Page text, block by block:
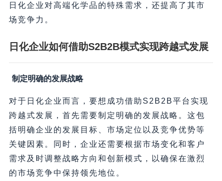
日化企业对高端化学品的特殊需求，还提高了其市
场竞争力。
日化企业如何借助S2B2B模式实现跨越式发展
制定明确的发展战略
对于日化企业而言，要想成功借助S2B2B平台实现
跨越式发展，首先需要制定明确的发展战略。这包
括明确企业的发展目标、市场定位以及竞争优势等
关键因素。同时，企业还需要根据市场变化和客户
需求及时调整战略方向和创新模式，以确保在激烈
的市场竞争中保持领先地位。